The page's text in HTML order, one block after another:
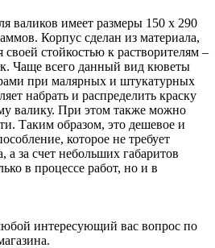
валиков имеет размеры 150 x 290
Корпус сделан из материала,
своей стойкостью к растворителям –
Чаще всего данный вид кюветы
при малярных и штукатурных
набрать и распределить краску
валику. При этом также можно
Таким образом, это дешевое и
которое не требует
а за счет небольших габаритов
в процессе работ, но и в
интересующий вас вопрос по